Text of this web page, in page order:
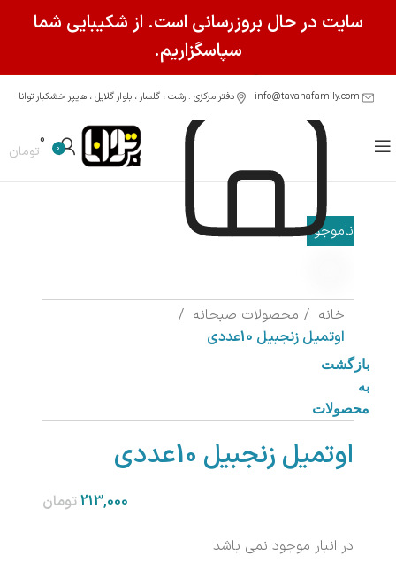
دفتر مرکزی : رشت ، گلسار ، بلوار گلایل ، هایپر خشکبار توانا
0
0
تومان
ناموجود
خانه
محصولات صبحانه
اوتمیل زنجبیل 10عددی
بازگشت
به
محصولات
اوتمیل زنجبیل 10عددی
تومان
در انبار موجود نمی باشد
سایت در حال بروزرسانی است. از شکیبایی شما
سپاسگزاریم.